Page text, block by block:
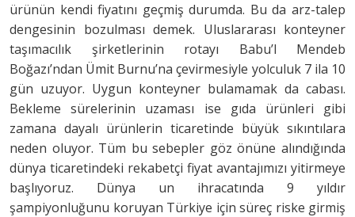
ürünün kendi fiyatını geçmiş durumda. Bu da arz-talep
dengesinin bozulması demek. Uluslararası konteyner
taşımacılık şirketlerinin rotayı Babu’l Mendeb
Boğazı’ndan Ümit Burnu’na çevirmesiyle yolculuk 7 ila 10
gün uzuyor. Uygun konteyner bulamamak da cabası.
Bekleme sürelerinin uzaması ise gıda ürünleri gibi
zamana dayalı ürünlerin ticaretinde büyük sıkıntılara
neden oluyor. Tüm bu sebepler göz önüne alındığında
dünya ticaretindeki rekabetçi fiyat avantajımızı yitirmeye
başlıyoruz. Dünya un ihracatında 9 yıldır
şampiyonluğunu koruyan Türkiye için süreç riske girmiş